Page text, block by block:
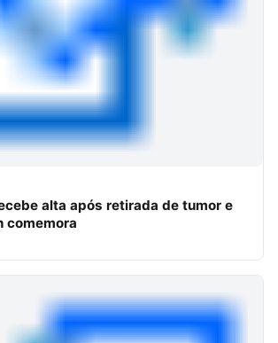
alta após retirada de tumor e
comemora